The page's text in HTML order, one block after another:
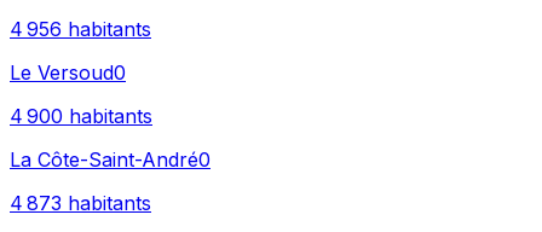
4 956 habitants
Le Versoud0
4 900 habitants
La Côte-Saint-André0
4 873 habitants